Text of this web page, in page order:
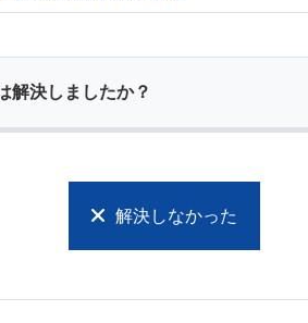
解決しましたか？
解決しなかった